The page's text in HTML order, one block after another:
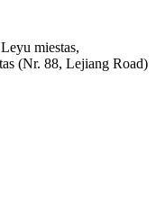
miestas,
(Nr. 88, Lejiang Road)